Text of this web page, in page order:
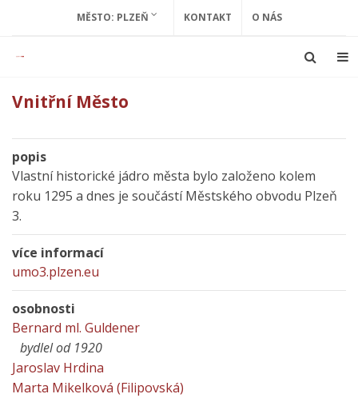
MĚSTO: PLZEŇ KONTAKT O NÁS
Vnitřní Město
popis
Vlastní historické jádro města bylo založeno kolem
roku 1295 a dnes je součástí Městského obvodu Plzeň
3.
více informací
umo3.plzen.eu
osobnosti
Bernard ml. Guldener
bydlel od 1920
Jaroslav Hrdina
Marta Mikelková (Filipovská)